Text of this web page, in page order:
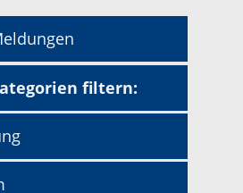
filtern: